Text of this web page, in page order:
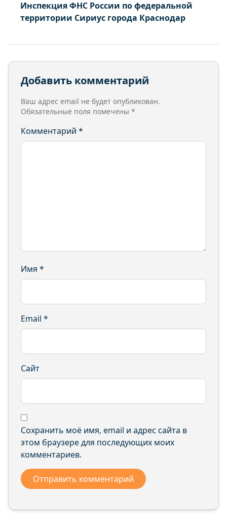
Инспекция ФНС России по федеральной
территории Сириус города Краснодар
Добавить комментарий
Ваш адрес email не будет опубликован.
Обязательные поля помечены *
Комментарий *
Имя *
Email *
Сайт
Сохранить моё имя, email и адрес сайта в
этом браузере для последующих моих
комментариев.